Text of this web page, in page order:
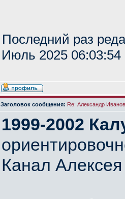
Последний раз
Июль 2025 06:03:54
Заголовок сообщения: Re: Александр
1999-2002
Канал